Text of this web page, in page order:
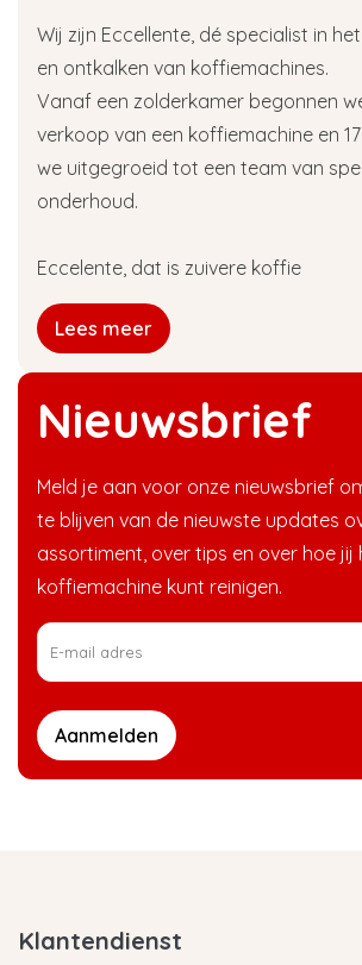
Nieuwsbrief
Meld je aan voor onze nieuwsbrief
te blijven van de nieuwste updates
assortiment, over tips en over hoe jij
koffiemachine kunt reinigen.
Aanmelden
Wij zijn Eccellente, dé specialist in
en ontkalken van koffiemachines.
Vanaf een zolderkamer begonnen
verkoop van een koffiemachine en
we uitgegroeid tot een team van
onderhoud.
Eccelente, dat is zuivere koffie
Lees meer
Klantendienst